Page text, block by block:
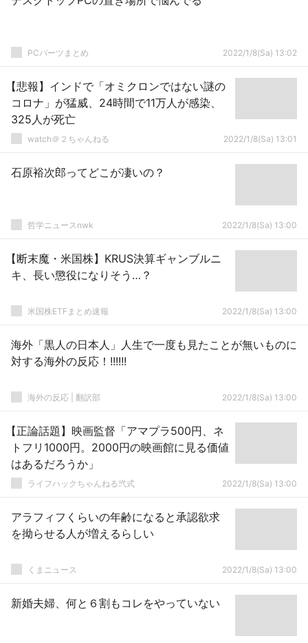
PCパーツまとめ 2022/1/8(Sa) 13:02
【悲報】インドで「オミクロンではない謎の
コロナ」が猛威、24時間で11万人が感染、
325人が死亡
watch＠２ちゃんねる 2022/1/8(Sa) 13:01
石原裕次郎ってどこが凄いの？
哲学ニュースnwk 2022/1/8(Sa) 13:00
【断末魔・米国株】KRUS決算ギャンブルニ
キ、長い懲役になりそう…？
米国株ETFまとめ速報 2022/1/8(Sa) 13:00
海外「黒人の日本人」人生で一度も見たことが無いものに
対する海外の反応！!!!!!!
海外の反応 | 翻訳部 2022/1/8(Sa) 13:00
【正論話題】映画監督「アマプラ500円、ネ
トフリ1000円。2000円の映画館に見る価値
はあるだろうか」
ライフハックちゃんねる弐式 2022/1/8(Sa) 13:00
アラフィフくらいの年齢になると承認欲求
を拗らせる人が増えるらしい
くまニュース 2022/1/8(Sa) 13:00
新婚夫婦、何と６割もコレをやっていない